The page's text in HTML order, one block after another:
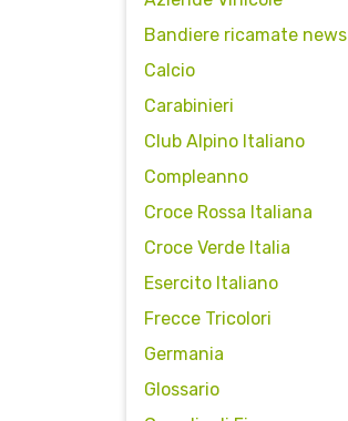
Bandiere ricamate news
Calcio
Carabinieri
Club Alpino Italiano
Compleanno
Croce Rossa Italiana
Croce Verde Italia
Esercito Italiano
Frecce Tricolori
Germania
Glossario